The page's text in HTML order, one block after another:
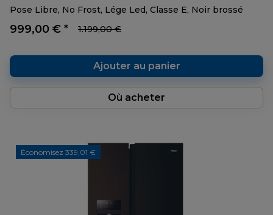
Pose Libre, No Frost, Lége Led, Classe E, Noir brossé
999,00 € * 1.199,00 €
Ajouter au panier
Où acheter
Économisez 339,01 €